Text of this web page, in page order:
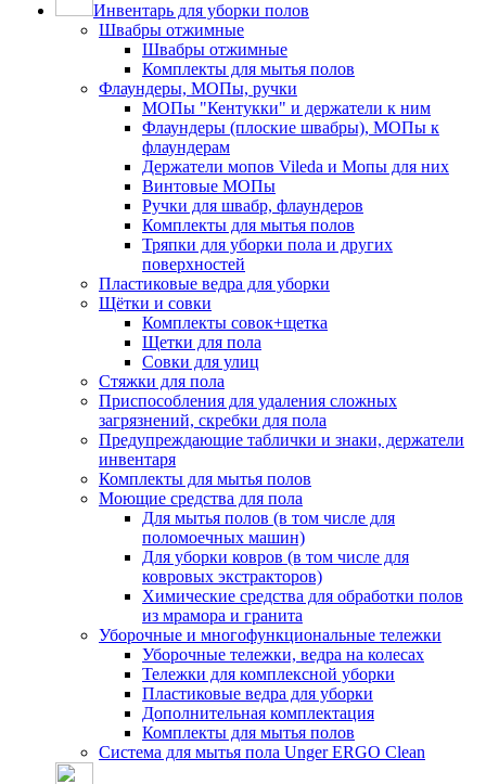
Инвентарь для уборки полов
Швабры отжимные
Швабры отжимные
Комплекты для мытья полов
Флаундеры, МОПы, ручки
МОПы "Кентукки" и держатели к ним
Флаундеры (плоские швабры), МОПы к
флаундерам
Держатели мопов Vileda и Мопы для них
Винтовые МОПы
Ручки для швабр, флаундеров
Комплекты для мытья полов
Тряпки для уборки пола и других
поверхностей
Пластиковые ведра для уборки
Щётки и совки
Комплекты совок+щетка
Щетки для пола
Совки для улиц
Стяжки для пола
Приспособления для удаления сложных
загрязнений, скребки для пола
Предупреждающие таблички и знаки, держатели
инвентаря
Комплекты для мытья полов
Моющие средства для пола
Для мытья полов (в том числе для
поломоечных машин)
Для уборки ковров (в том числе для
ковровых экстракторов)
Химические средства для обработки полов
из мрамора и гранита
Уборочные и многофункциональные тележки
Уборочные тележки, ведра на колесах
Тележки для комплексной уборки
Пластиковые ведра для уборки
Дополнительная комплектация
Комплекты для мытья полов
Система для мытья пола Unger ERGO Clean